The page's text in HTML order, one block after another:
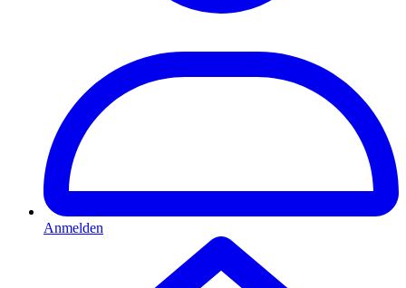
Anmelden